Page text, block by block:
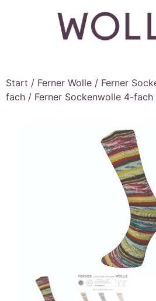
Start / Ferner Wolle / Ferner
fach / Ferner Sockenwolle 4-fach